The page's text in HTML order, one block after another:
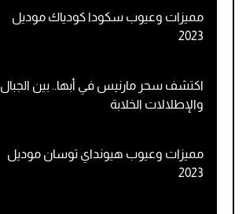
مميزات وعيوب سكودا كودياك موديل
2023
اكتشف سحر مارنيس في أبها.. بين الجبال
والإطلالات الخلابة
مميزات وعيوب هيونداي توسان موديل
2023